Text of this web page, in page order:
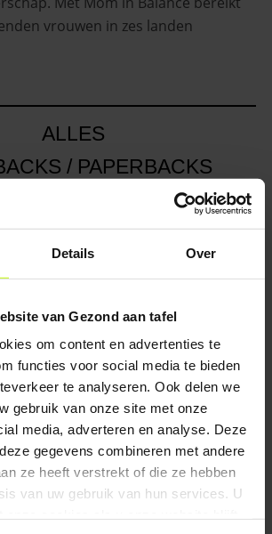
Details Over
van Gezond aan tafel
om content en advertenties te
functies voor social media te bieden
te analyseren. Ook delen we
gebruik van onze site met onze
media, adverteren en analyse. Deze
gegevens combineren met andere
ze heeft verstrekt of die ze hebben
van uw gebruik van hun services. U
vrouwen in zes landen
ALLES
/ PAPERBACKS
LUISTERBOEKEN
DIVERSEN
Power Mom
€ 13,99 | Ebook
de bevalling!